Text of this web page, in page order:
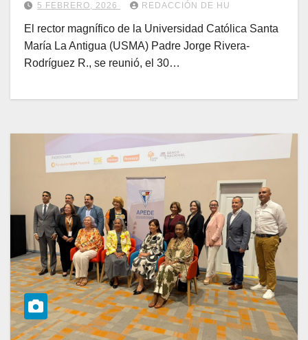
5 FEBRERO, 2026 REDACCIÓN DE HU
El rector magnífico de la Universidad Católica Santa
María La Antigua (USMA) Padre Jorge Rivera-
Rodríguez R., se reunió, el 30…